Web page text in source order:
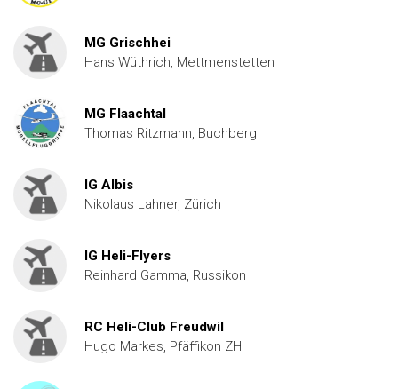
MG Grischhei
Hans Wüthrich, Mettmenstetten
MG Flaachtal
Thomas Ritzmann, Buchberg
IG Albis
Nikolaus Lahner, Zürich
IG Heli-Flyers
Reinhard Gamma, Russikon
RC Heli-Club Freudwil
Hugo Markes, Pfäffikon ZH